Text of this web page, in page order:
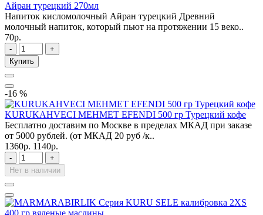
Айран турецкий 270мл
Напиток кисломолочный Айран турецкий Древний
молочный напиток, который пьют на протяжении 15 веко..
70р.
-
+
Купить
-16 %
KURUKAHVECI MEHMET EFENDI 500 гр Турецкий кофе
Бесплатно доставим по Москве в пределах МКАД при заказе
от 5000 рублей. (от МКАД 20 руб /к..
1360р. 1140р.
-
+
Нет в наличии